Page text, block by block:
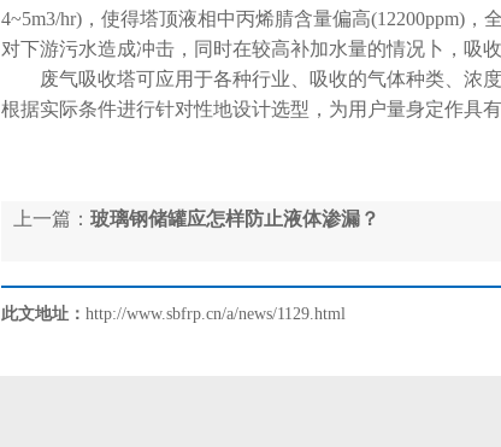
4~5m3/hr)，使得塔顶液相中丙烯腈含量偏高(12200ppm)
对下游污水造成冲击，同时在较高补加水量的情况卜，吸
废气吸收塔可应用于各种行业、吸收的气体种类、浓度
根据实际条件进行针对性地设计选型，为用户量身定作具
上一篇： 玻璃钢储罐应怎样防止液体渗漏？
此文地址： http://www.sbfrp.cn/a/news/1129.html